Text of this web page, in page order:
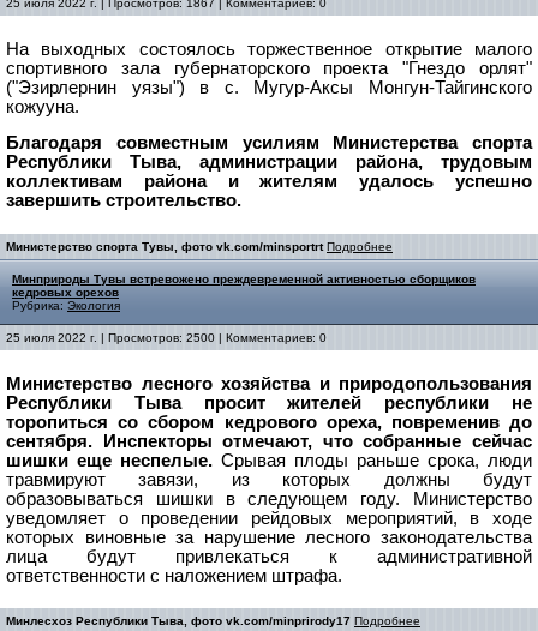
25 июля 2022 г. | Просмотров: 1867 | Комментариев: 0
На выходных состоялось торжественное открытие малого
спортивного зала губернаторского проекта "Гнездо орлят"
("Эзирлернин уязы") в с. Мугур-Аксы Монгун-Тайгинского
кожууна.
Благодаря совместным усилиям Министерства спорта
Республики Тыва, администрации района, трудовым
коллективам района и жителям удалось успешно
завершить строительство.
Министерство спорта Тувы, фото vk.com/minsportrt Подробнее
Минприроды Тувы встревожено преждевременной активностью сборщиков
кедровых орехов
Рубрика: Экология
25 июля 2022 г. | Просмотров: 2500 | Комментариев: 0
Министерство лесного хозяйства и природопользования
Республики Тыва просит жителей республики не
торопиться со сбором кедрового ореха, повременив до
сентября. Инспекторы отмечают, что собранные сейчас
шишки еще неспелые. Срывая плоды раньше срока, люди
травмируют завязи, из которых должны будут
образовываться шишки в следующем году. Министерство
уведомляет о проведении рейдовых мероприятий, в ходе
которых виновные за нарушение лесного законодательства
лица будут привлекаться к административной
ответственности с наложением штрафа.
Минлесхоз Республики Тыва, фото vk.com/minprirody17 Подробнее